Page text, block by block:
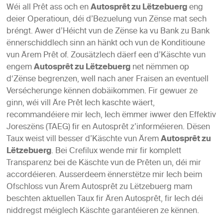
Wéi all Prêt ass och enAutosprêt zu Lëtzebuergeng
deier Operatioun, déi d’Bezuelung vun Zënse mat sech
bréngt. Awer d’Héicht vun de Zënse ka vu Bank zu Bank
ënnerschiddlech sinn an hänkt och vun de Konditioune
vun Ärem Prêt of. Zousätzlech däerf een d’Käschte vun
engemAutosprêt zu Lëtzebuergnet nëmmen op
d‘Zënse begrenzen, well nach aner Fraisen an eventuell
Versécherunge kënnen dobäikommen. Fir gewuer ze
ginn, wéi vill Äre Prêt Iech kaschte wäert,
recommandéiere mir Iech, Iech ëmmer iwwer den Effektiv
Joreszëns (TAEG) fir en Autosprêt z’informéieren. Dësen
Taux weist vill besser d’Käschte vun ÄremAutosprêt zu
Lëtzebuerg. Bei Crefilux wende mir fir komplett
Transparenz bei de Käschte vun de Prêten un, déi mir
accordéieren. Ausserdeem ënnerstëtze mir Iech beim
Ofschloss vun ÄremAutosprêt zu Lëtzebuerg mam
beschten aktuellen Taux fir Ären Autosprêt, fir Iech déi
niddregst méiglech Käschte garantéieren ze kënnen.